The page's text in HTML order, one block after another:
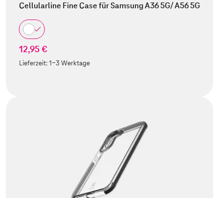
Cellularline Fine Case für Samsung A36 5G/ A56 5G
12,95 €
Lieferzeit:1-3 Werktage